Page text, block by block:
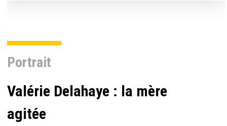
Portrait
Valérie Delahaye : la mère
agitée